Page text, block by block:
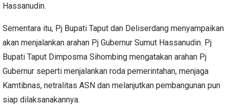
Hassanudin.
Sementara itu, Pj Bupati Taput dan Deliserdang menyampaikan
akan menjalankan arahan Pj Gubernur Sumut Hassanudin. Pj
Bupati Taput Dimposma Sihombing mengatakan arahan Pj
Gubernur seperti menjalankan roda pemerintahan, menjaga
Kamtibnas, netralitas ASN dan melanjutkan pembangunan pun
siap dilaksanakannya.